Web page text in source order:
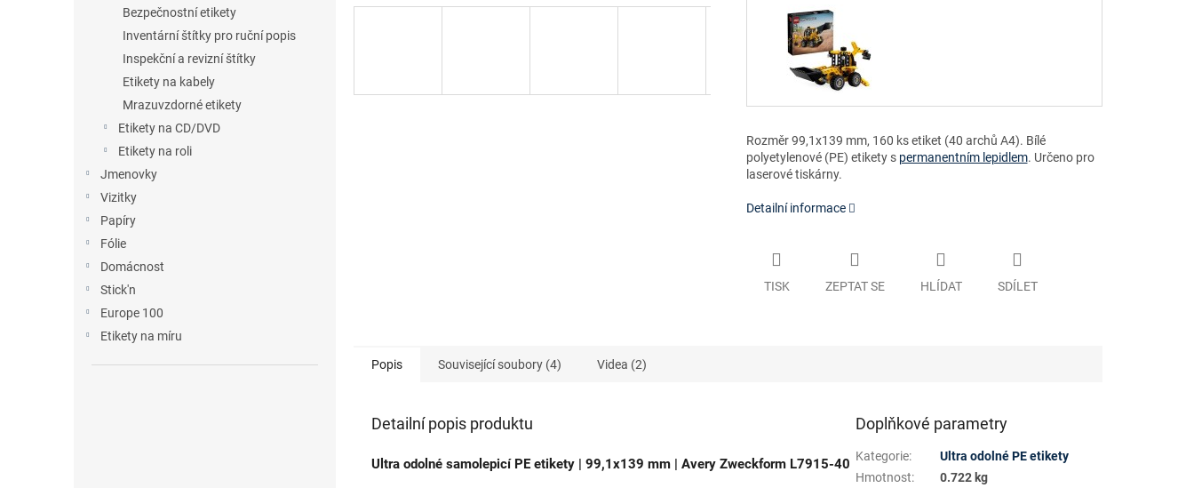
Bezpečnostní etikety
Inventární štítky pro ruční popis
Inspekční a revizní štítky
Etikety na kabely
Mrazuvzdorné etikety
Etikety na CD/DVD
Etikety na roli
Jmenovky
Vizitky
Papíry
Fólie
Domácnost
Stick'n
Europe 100
Etikety na míru
Rozměr 99,1x139 mm, 160 ks etiket (40 archů A4). Bílé
polyetylenové (PE) etikety s permanentním lepidlem. Určeno pro
laserové tiskárny.
Detailní informace
TISK ZEPTAT SE HLÍDAT SDÍLET
Popis Související soubory (4) Videa (2)
Detailní popis produktu
Ultra odolné samolepicí PE etikety | 99,1x139 mm | Avery Zweckform L7915-40
Doplňkové parametry
Kategorie:
Ultra odolné PE etikety
Hmotnost:
0.722 kg